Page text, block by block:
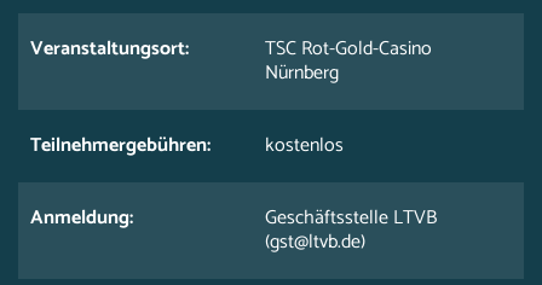
Veranstaltungsort: TSC Rot-Gold-Casino
Nürnberg
Teilnehmergebühren: kostenlos
Anmeldung: Geschäftsstelle LTVB
(gst@ltvb.de)